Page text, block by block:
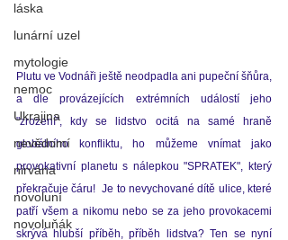
láska
lunární uzel
mytologie
nemoc
Ukrajina
nevědomí
nirvána
novoluní
novoluňák
Plutu ve Vodnáři ještě neodpadla ani pupeční šňůra,
a dle provázejících extrémních událostí jeho
"zrození", kdy se lidstvo ocitá na samé hraně
globálního konfliktu, ho můžeme vnímat jako
provokativní planetu s nálepkou "SPRATEK", který
překračuje čáru!  Je to nevychované dítě ulice, které
patří všem a nikomu nebo se za jeho provokacemi
skrývá hlubší příběh, příběh lidstva? Ten se nyní